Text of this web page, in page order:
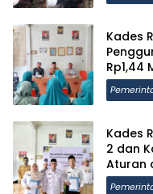
Kades
Rp1,44
Kades
2 dan
Aturan